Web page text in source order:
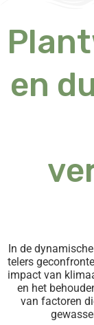
en
In de
telers
impact van
en het
van factoren